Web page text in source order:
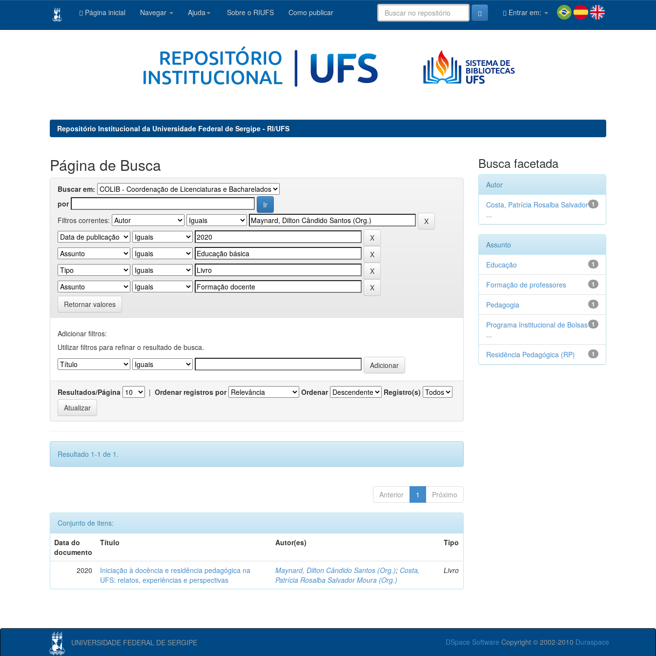
Página inicial Navegar Ajuda Sobre o RIUFS Como publicar Entrar em:
Repositório Institucional da Universidade Federal de Sergipe - RI/UFS
Página de Busca
Buscar em:
por
Filtros correntes:
Retornar valores
Adicionar filtros:
Utilizar filtros para refinar o resultado de busca.
Resultados/Página | Ordenar registros por Ordenar Registro(s)
Resultado 1-1 de 1.
Anterior 1 Próximo
Conjunto de itens:
Data do
documento
Título Autor(es) Tipo
2020
Iniciação à docência e residência pedagógica na
UFS: relatos, experiências e perspectivas
Maynard, Dilton Cândido Santos (Org.); Costa,
Patrícia Rosalba Salvador Moura (Org.)
Livro
Busca facetada
Autor
1
Costa, Patrícia Rosalba Salvador
...
Assunto
1
Educação
1
Formação de professores
1
Pedagogia
1
Programa Institucional de Bolsas
...
1
Residência Pedagógica (RP)
UNIVERSIDADE FEDERAL DE SERGIPE DSpace Software Copyright © 2002-2010 Duraspace